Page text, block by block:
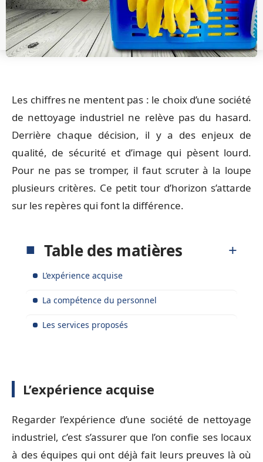
Les chiffres ne mentent pas : le choix d’une société
de nettoyage industriel ne relève pas du hasard.
Derrière chaque décision, il y a des enjeux de
qualité, de sécurité et d’image qui pèsent lourd.
Pour ne pas se tromper, il faut scruter à la loupe
plusieurs critères. Ce petit tour d’horizon s’attarde
sur les repères qui font la différence.
Table des matières
L’expérience acquise
La compétence du personnel
Les services proposés
L’expérience acquise
Regarder l’expérience d’une société de nettoyage
industriel, c’est s’assurer que l’on confie ses locaux
à des équipes qui ont déjà fait leurs preuves là où